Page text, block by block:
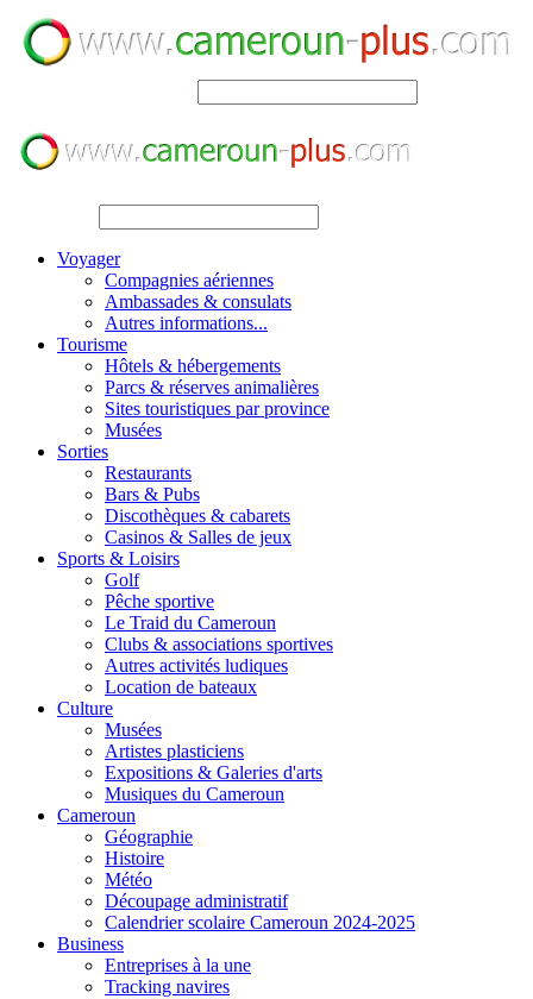
Voyager
Compagnies aériennes
Ambassades & consulats
Autres informations...
Tourisme
Hôtels & hébergements
Parcs & réserves animalières
Sites touristiques par province
Musées
Sorties
Restaurants
Bars & Pubs
Discothèques & cabarets
Casinos & Salles de jeux
Sports & Loisirs
Golf
Pêche sportive
Le Traid du Cameroun
Clubs & associations sportives
Autres activités ludiques
Location de bateaux
Culture
Musées
Artistes plasticiens
Expositions & Galeries d'arts
Musiques du Cameroun
Cameroun
Géographie
Histoire
Météo
Découpage administratif
Calendrier scolaire Cameroun 2024-2025
Business
Entreprises à la une
Tracking navires